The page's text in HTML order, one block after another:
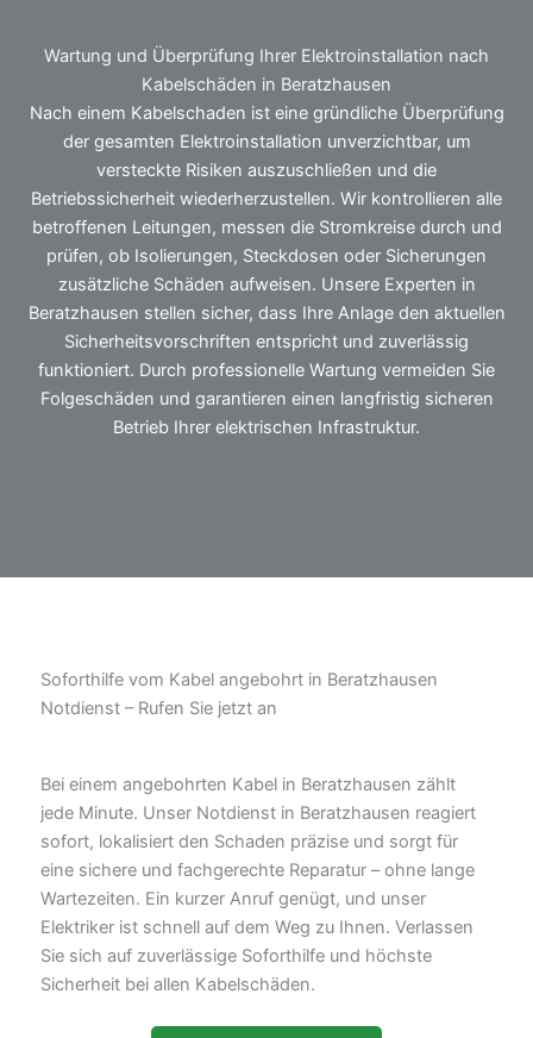
Wartung und Überprüfung Ihrer Elektroinstallation nach
Kabelschäden in Beratzhausen
Nach einem Kabelschaden ist eine gründliche Überprüfung
der gesamten Elektroinstallation unverzichtbar, um
versteckte Risiken auszuschließen und die
Betriebssicherheit wiederherzustellen. Wir kontrollieren alle
betroffenen Leitungen, messen die Stromkreise durch und
prüfen, ob Isolierungen, Steckdosen oder Sicherungen
zusätzliche Schäden aufweisen. Unsere Experten in
Beratzhausen stellen sicher, dass Ihre Anlage den aktuellen
Sicherheitsvorschriften entspricht und zuverlässig
funktioniert. Durch professionelle Wartung vermeiden Sie
Folgeschäden und garantieren einen langfristig sicheren
Betrieb Ihrer elektrischen Infrastruktur.
Soforthilfe vom Kabel angebohrt in Beratzhausen
Notdienst – Rufen Sie jetzt an
Bei einem angebohrten Kabel in Beratzhausen zählt
jede Minute. Unser Notdienst in Beratzhausen reagiert
sofort, lokalisiert den Schaden präzise und sorgt für
eine sichere und fachgerechte Reparatur – ohne lange
Wartezeiten. Ein kurzer Anruf genügt, und unser
Elektriker ist schnell auf dem Weg zu Ihnen. Verlassen
Sie sich auf zuverlässige Soforthilfe und höchste
Sicherheit bei allen Kabelschäden.